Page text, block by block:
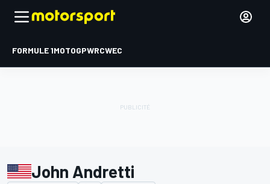
FORMULE 1MOTOGPWRCWEC
John Andretti